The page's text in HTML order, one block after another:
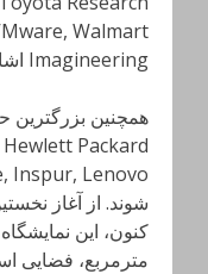
Imagineering اشاره کرد.
Hewlett Packard